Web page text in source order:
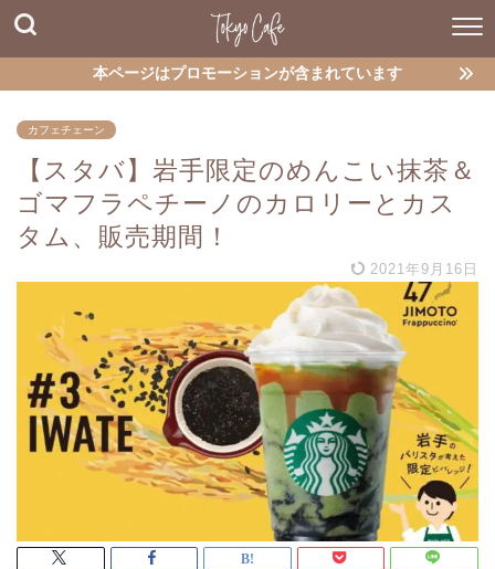
本ページはプロモーションが含まれています
カフェチェーン
【スタバ】岩手限定のめんこい抹茶＆
ゴマフラペチーノのカロリーとカス
タム、販売期間！
2021年9月16日